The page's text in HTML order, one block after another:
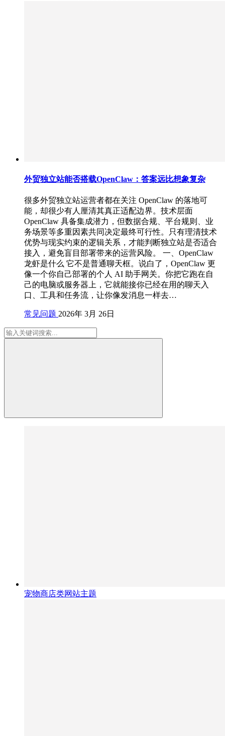
外贸独立站能否搭载OpenClaw：答案远比想象复杂
很多外贸独立站运营者都在关注 OpenClaw 的落地可
能，却很少有人厘清其真正适配边界。技术层面
OpenClaw 具备集成潜力，但数据合规、平台规则、业
务场景等多重因素共同决定最终可行性。只有理清技术
优势与现实约束的逻辑关系，才能判断独立站是否适合
接入，避免盲目部署带来的运营风险。 一、OpenClaw
龙虾是什么 它不是普通聊天框。说白了，OpenClaw 更
像一个你自己部署的个人 AI 助手网关。你把它跑在自
己的电脑或服务器上，它就能接你已经在用的聊天入
口、工具和任务流，让你像发消息一样去…
常见问题 2026年 3月 26日
宠物商店类网站主题